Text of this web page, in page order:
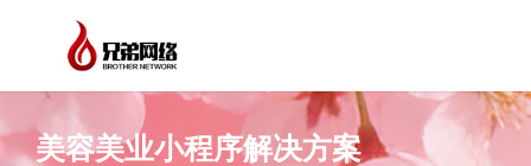
美容美业小程序解决方案